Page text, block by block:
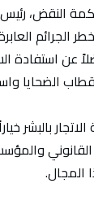
النقض، رئيس
الجرائم
عن استفادة
الضحايا
بالبشر
المجال.